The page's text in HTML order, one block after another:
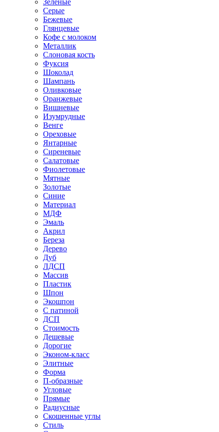
Зеленые
Серые
Бежевые
Глянцевые
Кофе с молоком
Металлик
Слоновая кость
Фуксия
Шоколад
Шампань
Оливковые
Оранжевые
Вишневые
Изумрудные
Венге
Ореховые
Янтарные
Сиреневые
Салатовые
Фиолетовые
Мятные
Золотые
Синие
Материал
МДФ
Эмаль
Акрил
Береза
Дерево
Дуб
ЛДСП
Массив
Пластик
Шпон
Экошпон
С патиной
ДСП
Стоимость
Дешевые
Дорогие
Эконом-класс
Элитные
Форма
П-образные
Угловые
Прямые
Радиусные
Скошенные углы
Стиль